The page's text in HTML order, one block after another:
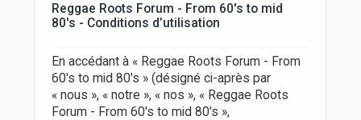
Reggae Roots Forum - From 60's to mid
80's - Conditions d’utilisation
En accédant à « Reggae Roots Forum - From
60's to mid 80's » (désigné ci-après par
« nous », « notre », « nos », « Reggae Roots
Forum - From 60's to mid 80's »,